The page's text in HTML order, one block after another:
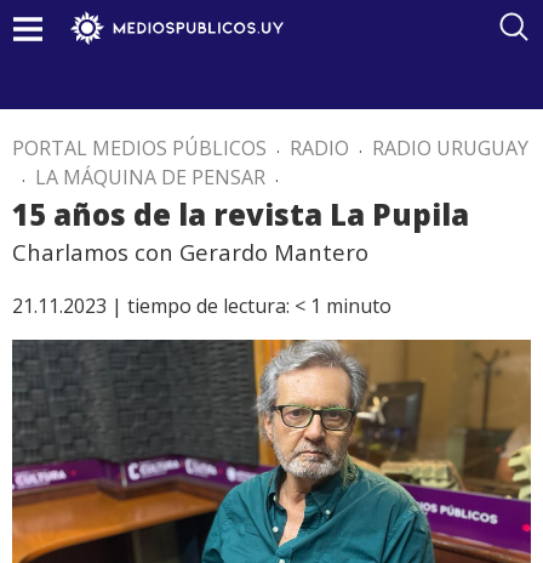
PORTAL MEDIOS PÚBLICOS . RADIO . RADIO URUGUAY
. LA MÁQUINA DE PENSAR .
15 años de la revista La Pupila
Charlamos con Gerardo Mantero
21.11.2023 | tiempo de lectura: < 1 minuto